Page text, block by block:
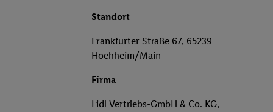
Standort
Frankfurter Straße 67, 65239
Hochheim/Main
Firma
Lidl Vertriebs-GmbH & Co. KG,